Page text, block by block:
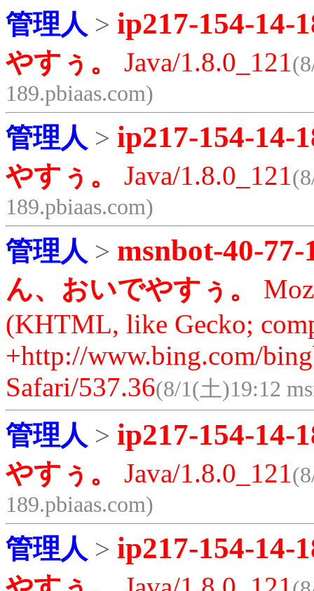
管理人 > ip217-154-14-
やすぅ。 Java/1.8.0_121
189.pbiaas.com)
管理人 > ip217-154-14-
やすぅ。 Java/1.8.0_121
189.pbiaas.com)
管理人 > msnbot-40-77-
ん、おいでやすぅ。
(KHTML, like Gecko;
+http://www.bing.com/
Safari/537.36(8/1(土)19:12
管理人 > ip217-154-14-
やすぅ。 Java/1.8.0_121
189.pbiaas.com)
管理人 > ip217-154-14-